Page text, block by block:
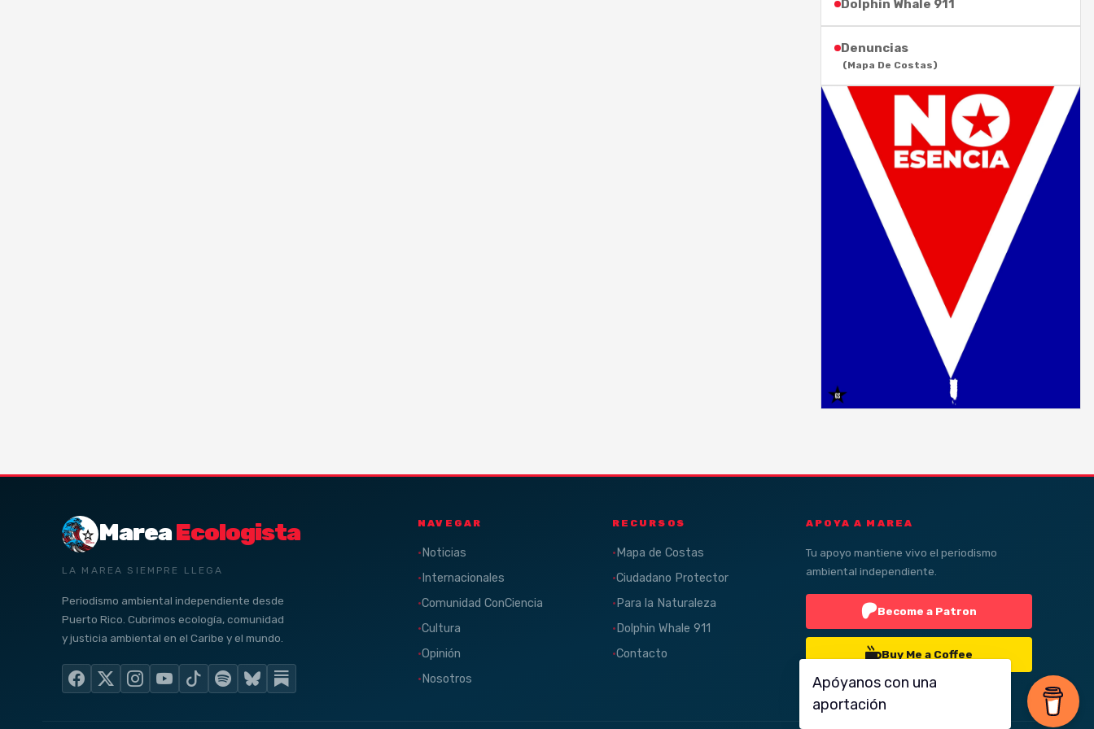
Dolphin Whale 911
Denuncias
(Mapa De Costas)
MareaEcologista
LA MAREA SIEMPRE LLEGA
Periodismo ambiental independiente desde
Puerto Rico. Cubrimos ecología, comunidad
y justicia ambiental en el Caribe y el mundo.
NAVEGAR
Noticias
Internacionales
Comunidad ConCiencia
Cultura
Opinión
Nosotros
RECURSOS
Mapa de Costas
Ciudadano Protector
Para la Naturaleza
Dolphin Whale 911
Contacto
APOYA A MAREA
Tu apoyo mantiene vivo el periodismo
ambiental independiente.
Become a Patron
Buy Me a Coffee
aportación